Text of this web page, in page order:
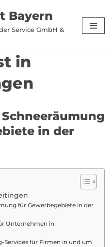
Bayern
Service GmbH &
in
in der
für Gewerbegebiete in der
Unternehmen in
Services für Firmen in und um